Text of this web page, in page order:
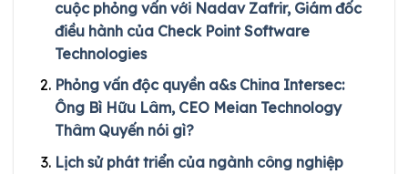
cuộc phỏng vấn với Nadav Zafrir, Giám đốc
điều hành của Check Point Software
Technologies
Phỏng vấn độc quyền a&s China Intersec:
Ông Bì Hữu Lâm, CEO Meian Technology
Thâm Quyến nói gì?
Lịch sử phát triển của ngành công nghiệp